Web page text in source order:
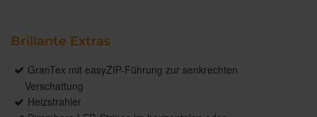
Brillante Extras
GranTex mit easyZIP-Führung zur senkrechten
Verschattung
Heizstrahler